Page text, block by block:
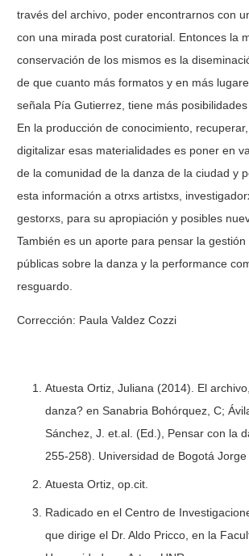
través del archivo, poder encontrarnos con
con una mirada post curatorial. Entonces la
conservación de los mismos es la
de que cuanto más formatos y en más
señala Pía Gutierrez, tiene más posibilidades
En la producción de conocimiento,
digitalizar esas materialidades es poner en
de la comunidad de la danza de la ciudad y
esta información a otrxs artistxs,
gestorxs, para su apropiación y posibles
También es un aporte para pensar la
públicas sobre la danza y la performance
resguardo.
Corrección: Paula Valdez Cozzi
Atuesta Ortiz, Juliana (2014). El
danza? en Sanabria Bohórquez, C;
Sánchez, J. et.al. (Ed.), Pensar con la
255-258). Universidad de Bogotá Jorge
Atuesta Ortiz, op.cit.
Radicado en el Centro de
que dirige el Dr. Aldo Pricco, en la